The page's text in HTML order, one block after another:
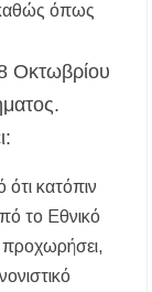
όπως
Οκτωβρίου
ότι κατόπιν
το Εθνικό